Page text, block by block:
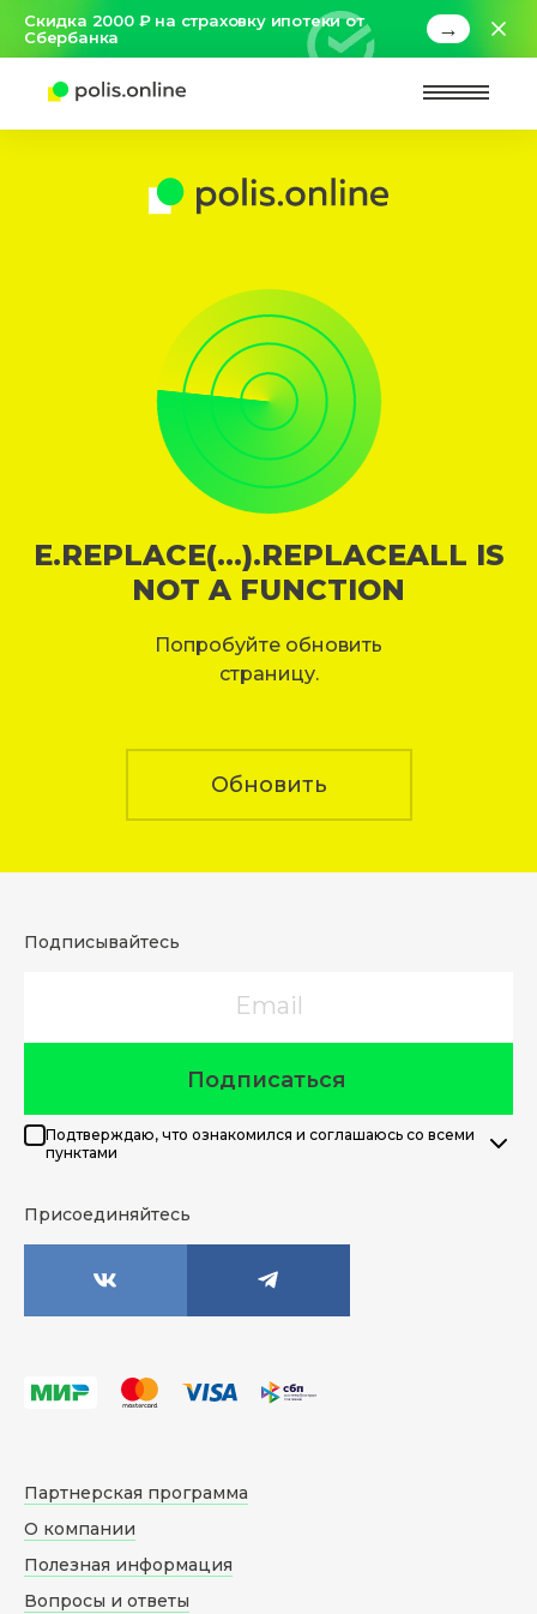
Скидка 2000 ₽ на страховку ипотеки от
Сбербанка
→
E.REPLACE(...).REPLACEALL IS
NOT A FUNCTION
Попробуйте обновить
страницу.
Обновить
Подписывайтесь
Подписаться
Подтверждаю, что ознакомился и соглашаюсь со всеми
пунктами
Присоединяйтесь
Партнерская программа
О компании
Полезная информация
Вопросы и ответы